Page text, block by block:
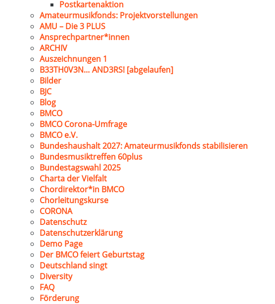
Postkartenaktion
Amateurmusikfonds: Projektvorstellungen
AMU – Die 3 PLUS
Ansprechpartner*innen
ARCHIV
Auszeichnungen 1
B33TH0V3N… AND3RS! [abgelaufen]
Bilder
BJC
Blog
BMCO
BMCO Corona-Umfrage
BMCO e.V.
Bundeshaushalt 2027: Amateurmusikfonds stabilisieren
Bundesmusiktreffen 60plus
Bundestagswahl 2025
Charta der Vielfalt
Chordirektor*in BMCO
Chorleitungskurse
CORONA
Datenschutz
Datenschutzerklärung
Demo Page
Der BMCO feiert Geburtstag
Deutschland singt
Diversity
FAQ
Förderung